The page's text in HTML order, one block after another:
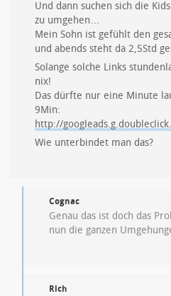
Und dann suchen sich die
zu umgehen…
Mein Sohn ist gefühlt den
und abends steht da 2,5Std
Solange solche Links
nix!
Das dürfte nur eine Minute
9Min:
http://
Wie unterbindet man das?
Cognac
Genau das ist doch das
nun die ganzen
Rich